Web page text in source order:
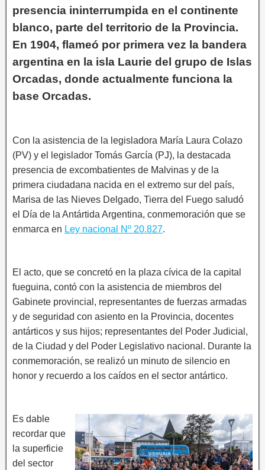
presencia ininterrumpida en el continente
blanco, parte del territorio de la Provincia.
En 1904, flameó por primera vez la bandera
argentina en la isla Laurie del grupo de Islas
Orcadas, donde actualmente funciona la
base Orcadas.
Con la asistencia de la legisladora María Laura Colazo
(PV) y el legislador Tomás García (PJ), la destacada
presencia de excombatientes de Malvinas y de la
primera ciudadana nacida en el extremo sur del país,
Marisa de las Nieves Delgado, Tierra del Fuego saludó
el Día de la Antártida Argentina, conmemoración que se
enmarca en Ley nacional Nº 20.827.
El acto, que se concretó en la plaza cívica de la capital
fueguina, contó con la asistencia de miembros del
Gabinete provincial, representantes de fuerzas armadas
y de seguridad con asiento en la Provincia, docentes
antárticos y sus hijos; representantes del Poder Judicial,
de la Ciudad y del Poder Legislativo nacional. Durante la
conmemoración, se realizó un minuto de silencio en
honor y recuerdo a los caídos en el sector antártico.
Es dable
recordar que
la superficie
del sector